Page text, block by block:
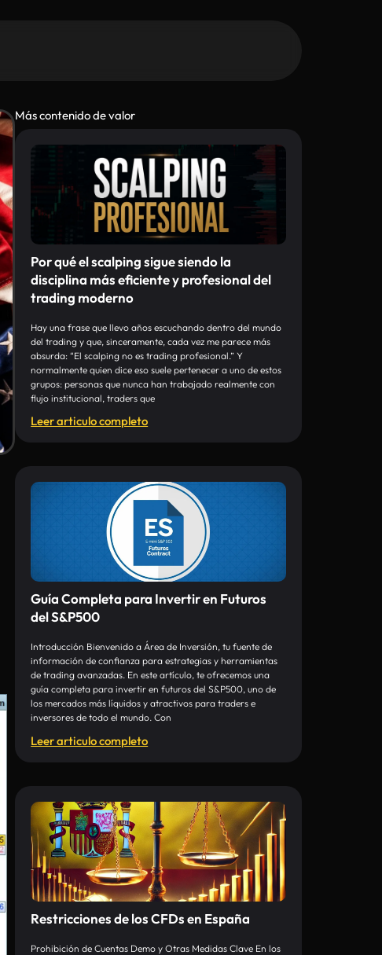
Más contenido de valor
Por qué el scalping sigue siendo la
disciplina más eficiente y profesional del
trading moderno
Hay una frase que llevo años escuchando dentro del mundo
del trading y que, sinceramente, cada vez me parece más
absurda: “El scalping no es trading profesional.” Y
normalmente quien dice eso suele pertenecer a uno de estos
grupos: personas que nunca han trabajado realmente con
flujo institucional, traders que
Leer articulo completo
Guía Completa para Invertir en Futuros
del S&P500
Introducción Bienvenido a Área de Inversión, tu fuente de
información de confianza para estrategias y herramientas
de trading avanzadas. En este artículo, te ofrecemos una
guía completa para invertir en futuros del S&P500, uno de
los mercados más líquidos y atractivos para traders e
inversores de todo el mundo. Con
Leer articulo completo
Restricciones de los CFDs en España
Prohibición de Cuentas Demo y Otras Medidas Clave En los